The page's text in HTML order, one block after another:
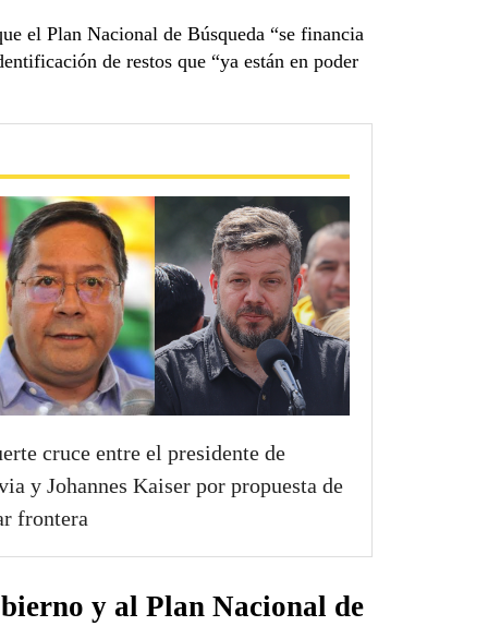
el Plan Nacional de Búsqueda “se financia
de restos que “ya están en poder
cruce entre el presidente de
y Johannes Kaiser por propuesta de
frontera
y al Plan Nacional de